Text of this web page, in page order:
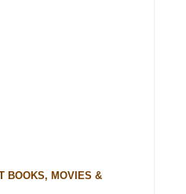
BOOKS, MOVIES &